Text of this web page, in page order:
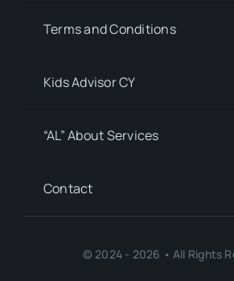
Terms and Conditions
Kids Advisor CY
“AL” About Services
Contact
© 2024 - 2026 • All Rights